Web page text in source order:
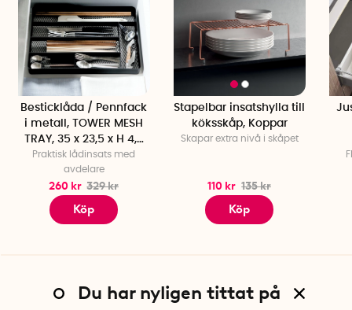
Besticklåda / Pennfack
i metall, TOWER MESH
TRAY, 35 x 23,5 x H 4,5
cm, Yamazaki
Praktisk lådinsats med
avdelare
260 kr 329 kr
Köp
Stapelbar insatshylla till
köksskåp, Koppar
Skapar extra nivå i skåpet
110 kr 135 kr
Köp
Du har nyligen tittat på